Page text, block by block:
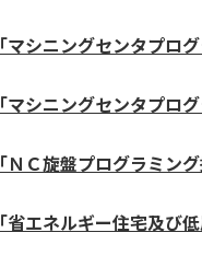
「マシニングセンタプロ
「マシニングセンタプロ
「ＮＣ旋盤プログラミン
「省エネルギー住宅及び